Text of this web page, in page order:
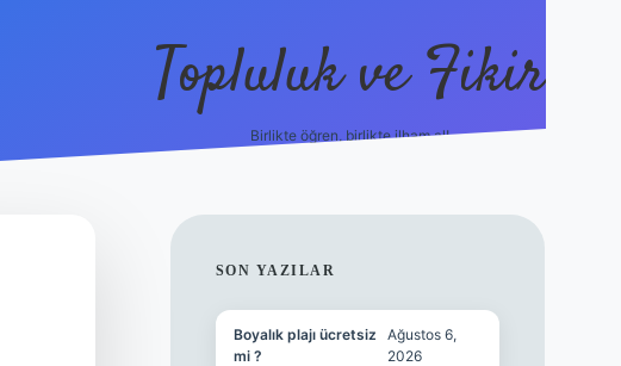
Topluluk ve Fikir
Birlikte öğren, birlikte ilham al!
SIDEBAR
SON YAZILAR
Boyalık plajı ücretsiz
mi ?
Ağustos 6,
2026